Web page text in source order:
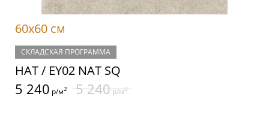
60x60 см
СКЛАДСКАЯ ПРОГРАММА
НАТ / EY02 NAT SQ
5 240 р/м2 5 240р/м2